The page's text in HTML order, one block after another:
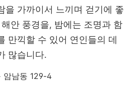
을 가까이서 느끼며 걷기에 좋
안 풍경을, 밤에는 조명과 함
만끽할 수 있어 연인들의 데
많습니다.
암남동 129-4